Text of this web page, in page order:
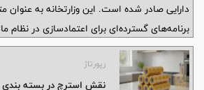
دارایی صادر شده است. این وزارتخانه به عنوان
برنامه‌های گسترده‌ای برای اعتمادسازی در نظام
سرمایه‌ها به سمت زیرساخت‌های مولد و توسعه
دستور کار دارد.
رپورتاژ
نقش استرچ در بسته‌ بندی